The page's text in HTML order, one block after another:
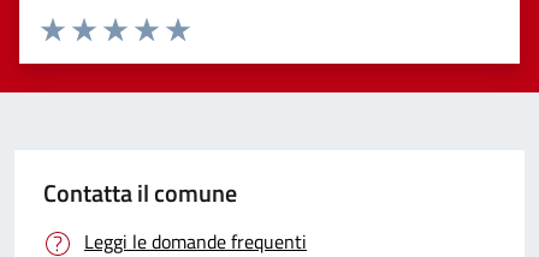
Valuta 5 stelle su 5
Valuta 4 stelle su 5
Valuta 3 stelle su 5
Valuta 2 stelle su 5
Valuta 1 stelle su 5
Contatta il comune
Leggi le domande frequenti